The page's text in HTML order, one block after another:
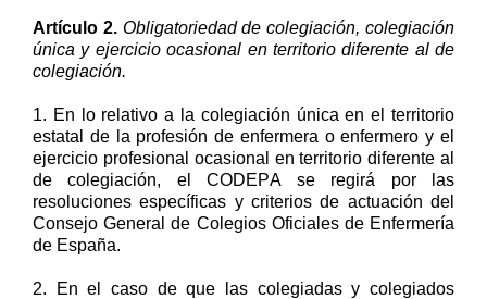
Artículo 2. Obligatoriedad de colegiación, colegiación
única y ejercicio ocasional en territorio diferente al de
colegiación.
1. En lo relativo a la colegiación única en el territorio
estatal de la profesión de enfermera o enfermero y el
ejercicio profesional ocasional en territorio diferente al
de colegiación, el CODEPA se regirá por las
resoluciones específicas y criterios de actuación del
Consejo General de Colegios Oficiales de Enfermería
de España.
2. En el caso de que las colegiadas y colegiados